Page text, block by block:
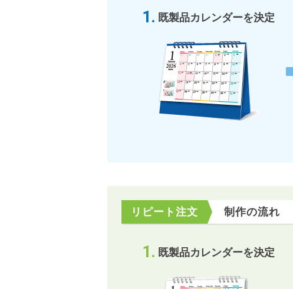
既製品カレンダーを決定
リピート注文 制作の流れ
既製品カレンダーを決定